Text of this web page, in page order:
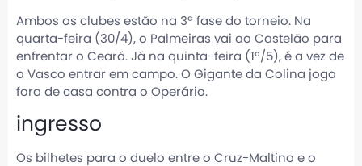
Ambos os clubes estão na 3ª fase do torneio. Na
quarta-feira (30/4), o Palmeiras vai ao Castelão para
enfrentar o Ceará. Já na quinta-feira (1º/5), é a vez de
o Vasco entrar em campo. O Gigante da Colina joga
fora de casa contra o Operário.
ingresso
Os bilhetes para o duelo entre o Cruz-Maltino e o